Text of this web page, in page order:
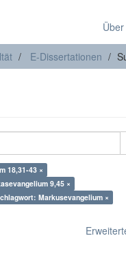
E-Dissertationen
18,31-43 ×
9,45 ×
Markusevangelium ×